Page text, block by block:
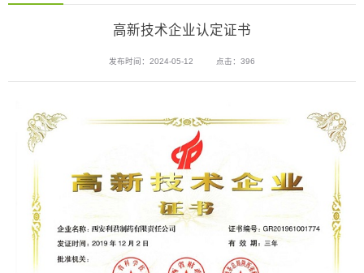
高新技术企业认定证书
发布时间：2024-05-12 点击：396